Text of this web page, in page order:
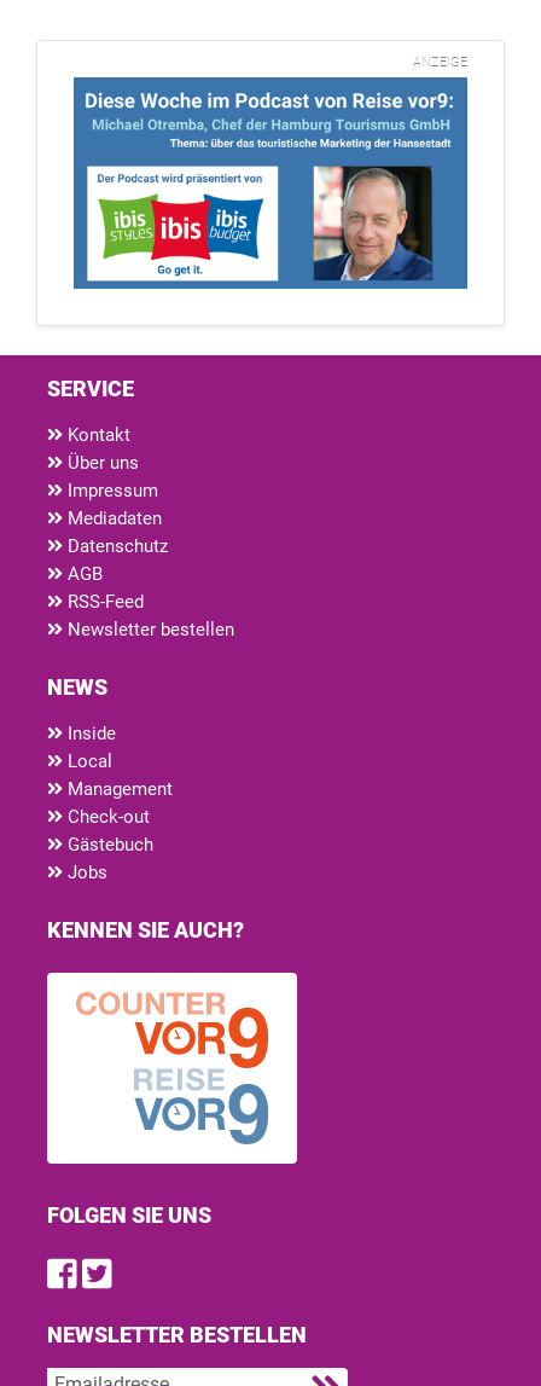
ANZEIGE
SERVICE
Kontakt
Über uns
Impressum
Mediadaten
Datenschutz
AGB
RSS-Feed
Newsletter bestellen
NEWS
Inside
Local
Management
Check-out
Gästebuch
Jobs
KENNEN SIE AUCH?
FOLGEN SIE UNS
Find us on Facebook
Follow us on Twitter
NEWSLETTER BESTELLEN